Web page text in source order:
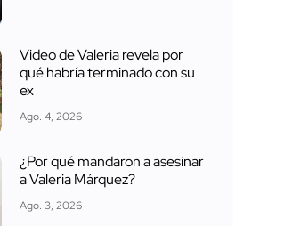
Video de Valeria revela por
qué habría terminado con su
ex
Ago. 4, 2026
¿Por qué mandaron a asesinar
a Valeria Márquez?
Ago. 3, 2026